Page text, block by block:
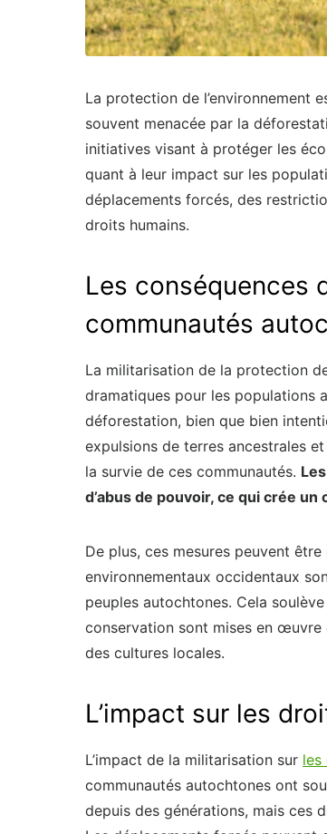
La protection de l’environnement
souvent menacée par la
initiatives visant à protéger les
quant à leur impact sur les
déplacements forcés, des
droits humains.
Les conséquences
communautés
La militarisation de la protection
dramatiques pour les populations
déforestation, bien que bien
expulsions de terres ancestrales
la survie de ces communautés.
d’abus de pouvoir, ce qui crée
De plus, ces mesures peuvent
environnementaux occidentaux
peuples autochtones. Cela
conservation sont mises en œuvre
des cultures locales.
L’impact sur les
L’impact de la militarisation sur les
communautés autochtones ont
depuis des générations, mais ces